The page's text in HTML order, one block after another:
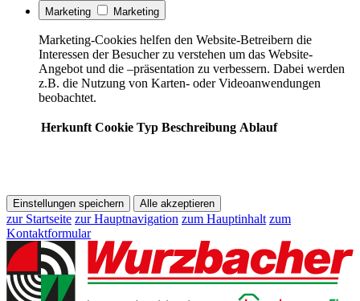
Marketing Marketing
Marketing-Cookies helfen den Website-Betreibern die
Interessen der Besucher zu verstehen um das Website-
Angebot und die –präsentation zu verbessern. Dabei werden
z.B. die Nutzung von Karten- oder Videoanwendungen
beobachtet.
Herkunft Cookie Typ Beschreibung Ablauf
Einstellungen speichern Alle akzeptieren
zur Startseite zur Hauptnavigation zum Hauptinhalt zum
Kontaktformular